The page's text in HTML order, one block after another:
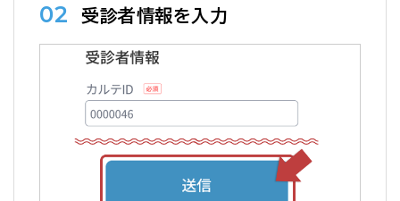
02 受診者情報を入力